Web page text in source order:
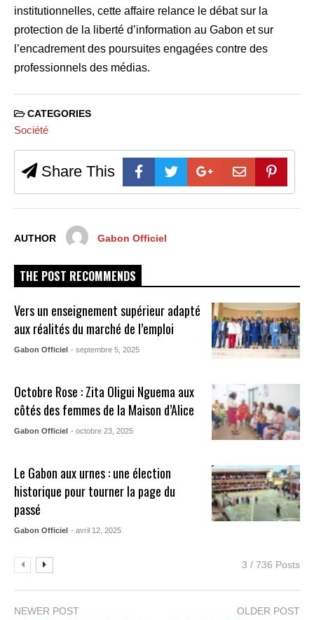
institutionnelles, cette affaire relance le débat sur la
protection de la liberté d’information au Gabon et sur
l’encadrement des poursuites engagées contre des
professionnels des médias.
CATEGORIES
Société
Share This
AUTHOR Gabon Officiel
THE POST RECOMMENDS
Vers un enseignement supérieur adapté
aux réalités du marché de l’emploi
Gabon Officiel - septembre 5, 2025
Octobre Rose : Zita Oligui Nguema aux
côtés des femmes de la Maison d’Alice
Gabon Officiel - octobre 23, 2025
Le Gabon aux urnes : une élection
historique pour tourner la page du
passé
Gabon Officiel - avril 12, 2025
3 / 736 Posts
NEWER POST OLDER POST